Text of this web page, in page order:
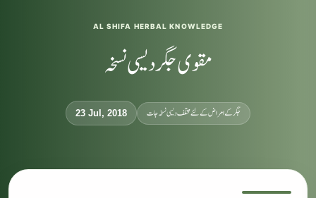
AL SHIFA HERBAL KNOWLEDGE
مقوی جگر دیسی نسخہ
23 Jul, 2018 جگر کے امراض کےلئے مختلف دیسی نسخہ جات